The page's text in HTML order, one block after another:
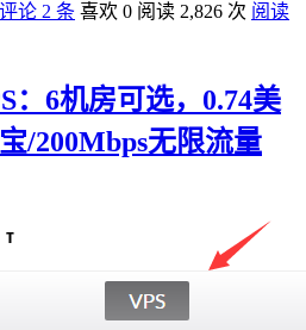
评论 2 条 喜欢 0 阅读 2,826 次 阅读
：6机房可选，0.74美
/200Mbps无限流量